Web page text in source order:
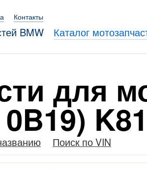
Контакты
BMW Каталог
для
K81
Поиск по VIN